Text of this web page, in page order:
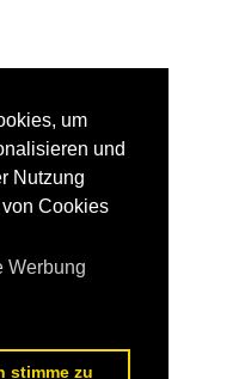
um
und
Nutzung
Cookies
Werbung
stimme zu